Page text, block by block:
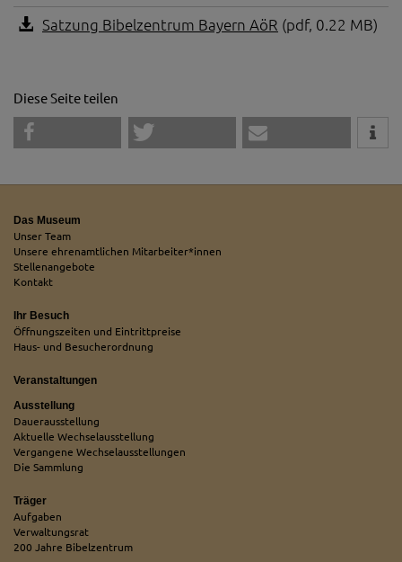
Satzung Bibelzentrum Bayern AöR (pdf, 0.22 MB)
Diese Seite teilen
Das Museum
Unser Team
Unsere ehrenamtlichen Mitarbeiter*innen
Stellenangebote
Kontakt
Ihr Besuch
Öffnungszeiten und Eintrittpreise
Haus- und Besucherordnung
Veranstaltungen
Ausstellung
Dauerausstellung
Aktuelle Wechselausstellung
Vergangene Wechselausstellungen
Die Sammlung
Träger
Aufgaben
Verwaltungsrat
200 Jahre Bibelzentrum